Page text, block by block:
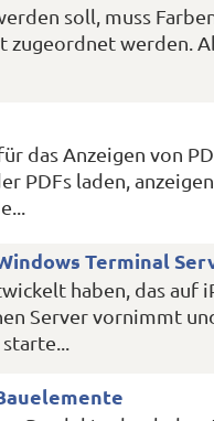
soll, muss
werden.
das Anzeigen von
PDFs laden,
Terminal
haben, das auf
Server vornimmt